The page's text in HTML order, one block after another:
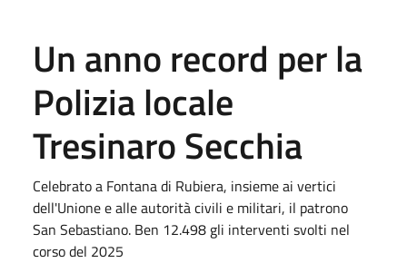
Un anno record per la
Polizia locale
Tresinaro Secchia
Celebrato a Fontana di Rubiera, insieme ai vertici
dell'Unione e alle autorità civili e militari, il patrono
San Sebastiano. Ben 12.498 gli interventi svolti nel
corso del 2025